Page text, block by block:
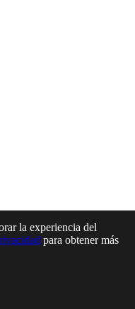
la experiencia del
para obtener más